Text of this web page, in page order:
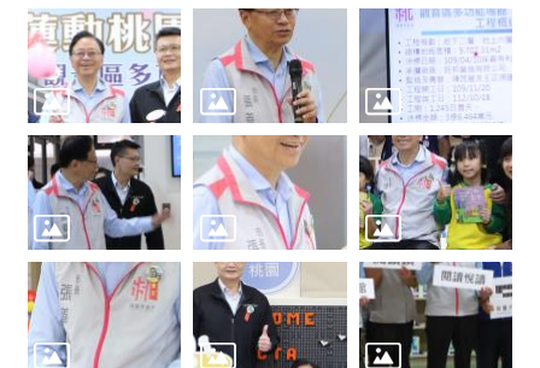
音
區
介
紹
訊
息
公
告
生
活
便
民
資